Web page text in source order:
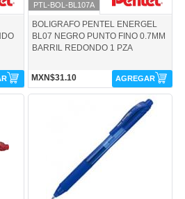
PTL-BOL-BL107A
BOLIGRAFO PENTEL ENERGEL
BL07 NEGRO PUNTO FINO 0.7MM
BARRIL REDONDO 1 PZA
MXN$31.10 AGREGAR